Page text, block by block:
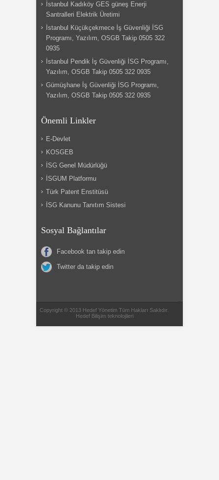
İstanbul Kadıköy GES güneş Enerji
Santralleri Elektrik Üretimi
İstanbul Küçükçekmece İş Güvenliği İSG
Programı, Yazılım, OSGB Takip 0505 322
0935
İstanbul Pendik İş Güvenliği İSG Programı,
Yazılım, OSGB Takip 0505 322 0935
Gümüşhane İş Güvenliği İSG Programı,
Yazılım, OSGB Takip 0505 322 0935
Önemli Linkler
E-Devlet
KOSGEB
İSG Genel Müdürlüğü
İSGUM Platformu
Türk Patent Enstitüsü
İSG Kanunu Tanıtım Sistesi
Sosyal Bağlantılar
Facebook tan takip edin
Twitter da takip edin
Copyright © 2013 Hedef Yönetim Tüm Hakları Saklıdır.
Hedef Bilişim teknolojileri